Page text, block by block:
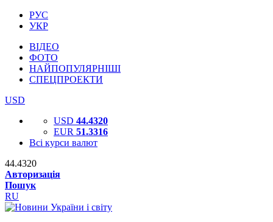
РУС
УКР
ВІДЕО
ФОТО
НАЙПОПУЛЯРНІШІ
СПЕЦПРОЕКТИ
USD
USD 44.4320
EUR 51.3316
Всі курси валют
44.4320
Авторизація
Пошук
RU